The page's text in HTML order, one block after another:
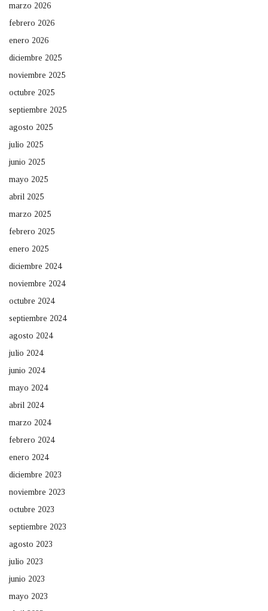
marzo 2026
febrero 2026
enero 2026
diciembre 2025
noviembre 2025
octubre 2025
septiembre 2025
agosto 2025
julio 2025
junio 2025
mayo 2025
abril 2025
marzo 2025
febrero 2025
enero 2025
diciembre 2024
noviembre 2024
octubre 2024
septiembre 2024
agosto 2024
julio 2024
junio 2024
mayo 2024
abril 2024
marzo 2024
febrero 2024
enero 2024
diciembre 2023
noviembre 2023
octubre 2023
septiembre 2023
agosto 2023
julio 2023
junio 2023
mayo 2023